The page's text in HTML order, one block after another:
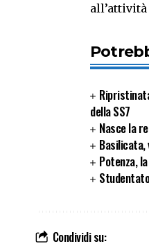
della SS7
Nasce la
Basilicata,
Potenza,
Condividi su: